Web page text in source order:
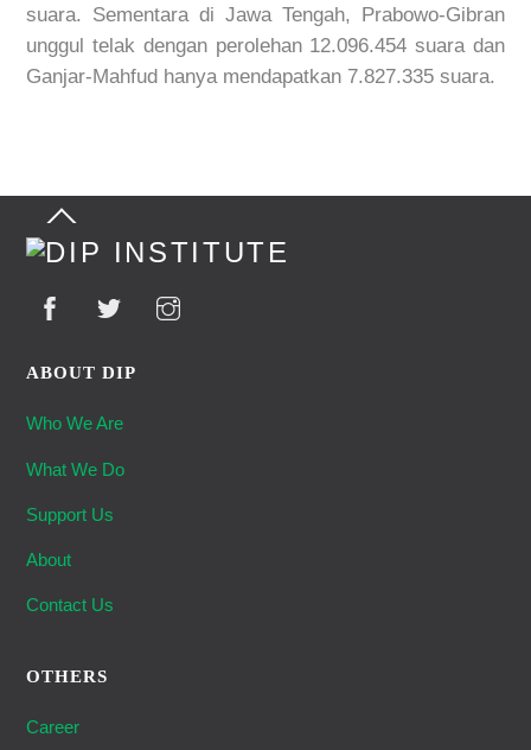
suara. Sementara di Jawa Tengah, Prabowo-Gibran
unggul telak dengan perolehan 12.096.454 suara dan
Ganjar-Mahfud hanya mendapatkan 7.827.335 suara.
Back
Top
ABOUT DIP
Who We Are
What We Do
Support Us
About
Contact Us
OTHERS
Career